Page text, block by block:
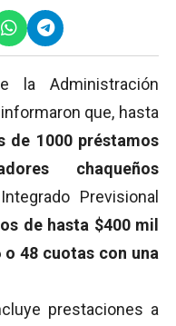
la Administración
que, hasta
de 1000 préstamos
chaqueños
Previsional
de hasta $400 mil
48 cuotas con una
prestaciones a